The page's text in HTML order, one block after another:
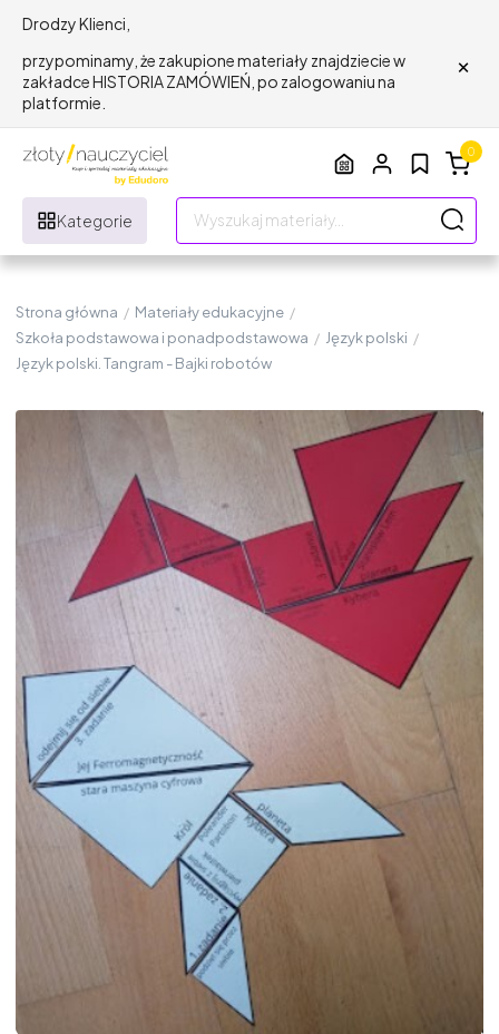
Drodzy Klienci,
przypominamy, że zakupione materiały znajdziecie w
zakładce HISTORIA ZAMÓWIEŃ, po zalogowaniu na
platformie.
×
Kategorie
0
Strona główna / Materiały edukacyjne /
Szkoła podstawowa i ponadpodstawowa / Język polski /
Język polski. Tangram - Bajki robotów